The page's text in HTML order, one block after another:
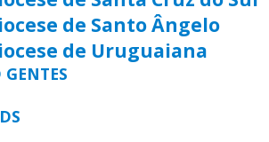
de Santo Ângelo
de Uruguaiana